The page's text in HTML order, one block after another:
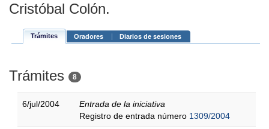
Cristóbal Colón.
Trámites Oradores Diarios de sesiones
Trámites 8
6/jul/2004
Entrada de la iniciativa
Registro de entrada número 1309/2004